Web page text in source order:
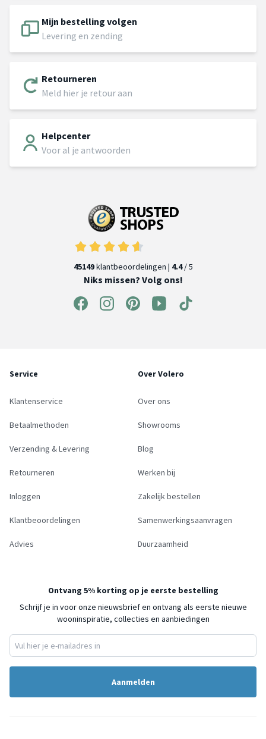
Mijn bestelling volgen
Levering en zending
Retourneren
Meld hier je retour aan
Helpcenter
Voor al je antwoorden
45149klantbeoordelingen | 4.4/ 5
Niks missen? Volg ons!
Service
Klantenservice
Betaalmethoden
Verzending & Levering
Retourneren
Inloggen
Klantbeoordelingen
Advies
Over Volero
Over ons
Showrooms
Blog
Werken bij
Zakelijk bestellen
Samenwerkingsaanvragen
Duurzaamheid
Ontvang 5% korting op je eerste bestelling
Schrijf je in voor onze nieuwsbrief en ontvang als eerste nieuwe
wooninspiratie, collecties en aanbiedingen
Aanmelden